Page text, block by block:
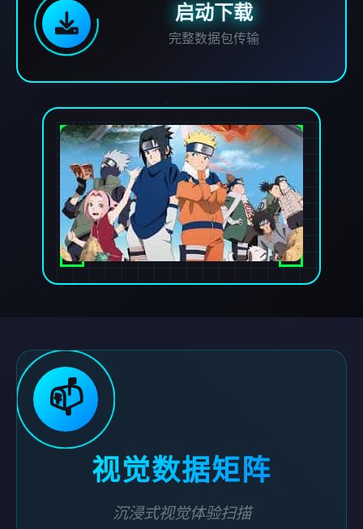
启动下载
完整数据包传输
📫
视觉数据矩阵
沉浸式视觉体验扫描